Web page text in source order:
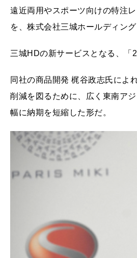
遠近両用やスポーツ向けの特注
を、株式会社三城ホールディン
三城HDの新サービスとなる、
同社の商品開発 梶谷政志氏によ
削減を図るために、広く東南ア
幅に納期を短縮した形だ。